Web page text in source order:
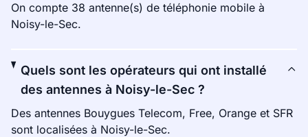
On compte 38 antenne(s) de téléphonie mobile à
Noisy-le-Sec.
Quels sont les opérateurs qui ont installé
des antennes à Noisy-le-Sec ?
Des antennes Bouygues Telecom, Free, Orange et SFR
sont localisées à Noisy-le-Sec.